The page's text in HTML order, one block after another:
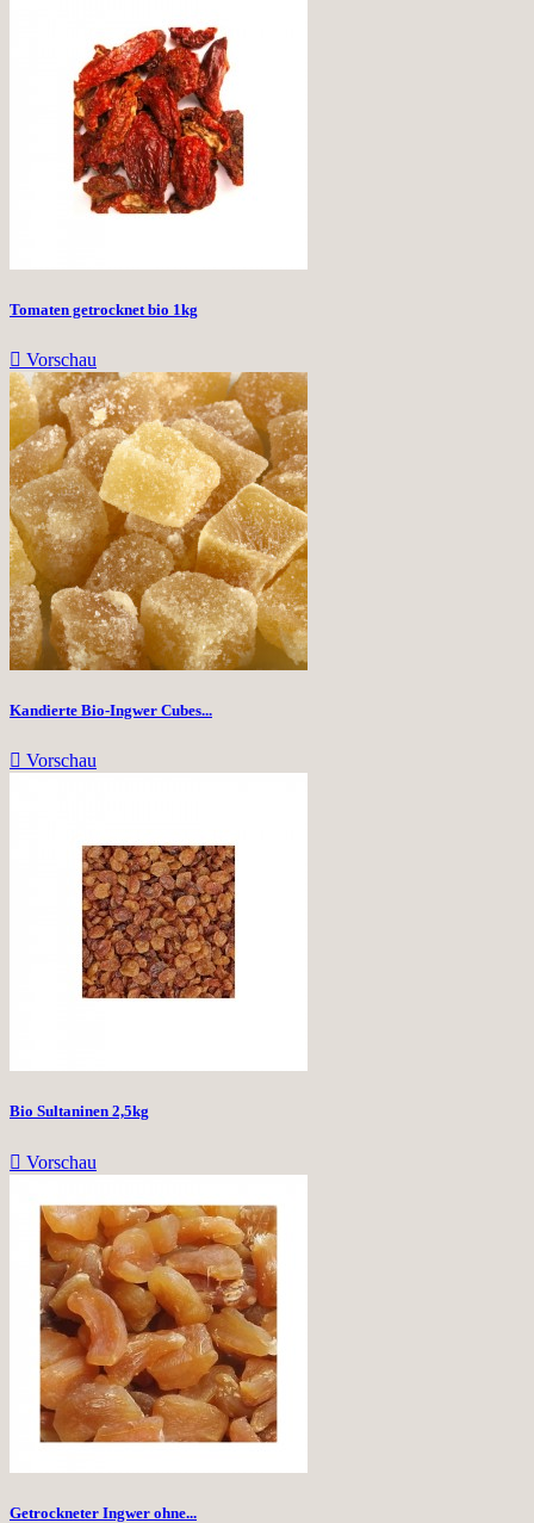
Tomaten getrocknet bio 1kg
 Vorschau
Kandierte Bio-Ingwer Cubes...
 Vorschau
Bio Sultaninen 2,5kg
 Vorschau
Getrockneter Ingwer ohne...